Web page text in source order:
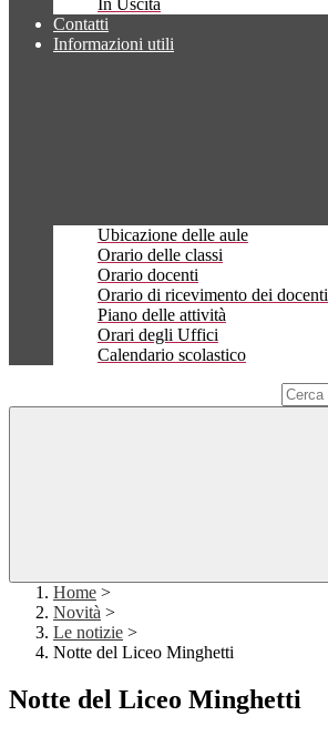
In Uscita
Contatti
Informazioni utili
Ubicazione delle aule
Orario delle classi
Orario docenti
Orario di ricevimento dei docenti
Piano delle attività
Orari degli Uffici
Calendario scolastico
Home >
Novità >
Le notizie >
Notte del Liceo Minghetti
Notte del Liceo Minghetti